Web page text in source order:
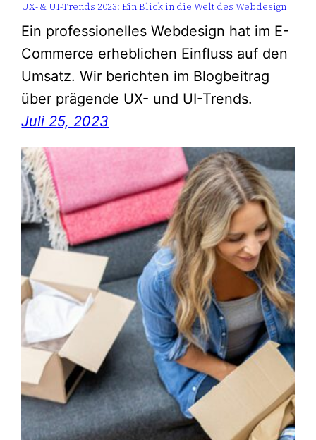
UX- & UI-Trends 2023: Ein Blick in die Welt des Webdesign
Ein professionelles Webdesign hat im E-
Commerce erheblichen Einfluss auf den
Umsatz. Wir berichten im Blogbeitrag
über prägende UX- und UI-Trends.
Juli 25, 2023